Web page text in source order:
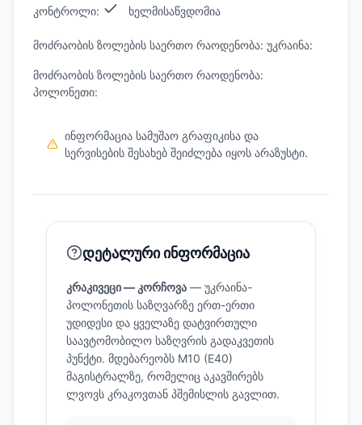
კონტროლი:
ხელმისაწვდომია
მოძრაობის ზოლების საერთო რაოდენობა: უკრაინა:
მოძრაობის ზოლების საერთო რაოდენობა:
პოლონეთი:
ინფორმაცია სამუშაო გრაფიკისა და
სერვისების შესახებ შეიძლება იყოს არაზუსტი.
დეტალური ინფორმაცია
კრაკივეცი — კორჩოვა — უკრაინა-
პოლონეთის საზღვარზე ერთ-ერთი
უდიდესი და ყველაზე დატვირთული
საავტომობილო საზღვრის გადაკვეთის
პუნქტი. მდებარეობს M10 (E40)
მაგისტრალზე, რომელიც აკავშირებს
ლვოვს კრაკოვთან პშემისლის გავლით.